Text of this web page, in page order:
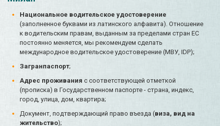
Национальное водительское удостоверение
(заполненное буквами из латинского алфавита). Отношение
к водительским правам, выданным за пределами стран ЕС
постоянно меняется, мы рекомендуем сделать
международное водительское удостоверение (МВУ, IDP);
Загранпаспорт;
Адрес проживания с соответствующей отметкой
(прописка) в Государственном паспорте - страна, индекс,
город, улица, дом, квартира;
Документ, подтверждающий право въезда (виза, вид на
жительство);